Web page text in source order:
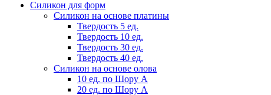
Силикон для форм
Силикон на основе платины
Твердость 5 ед.
Твердость 10 ед.
Твердость 30 ед.
Твердость 40 ед.
Силикон на основе олова
10 ед. по Шору А
20 ед. по Шору А